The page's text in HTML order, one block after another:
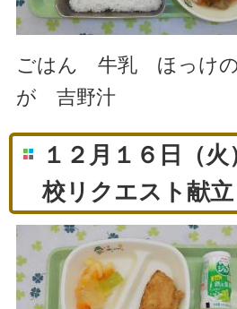
ごはん 牛乳 ほっけ
が 吉野汁
１２月１６日（
校リクエスト献立